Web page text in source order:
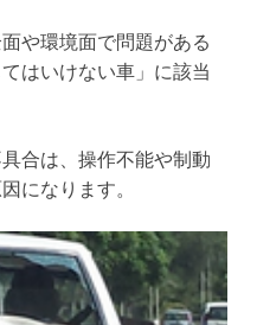
や環境面で問題がある
はいけない車」に該当
合は、操作不能や制動
になります。